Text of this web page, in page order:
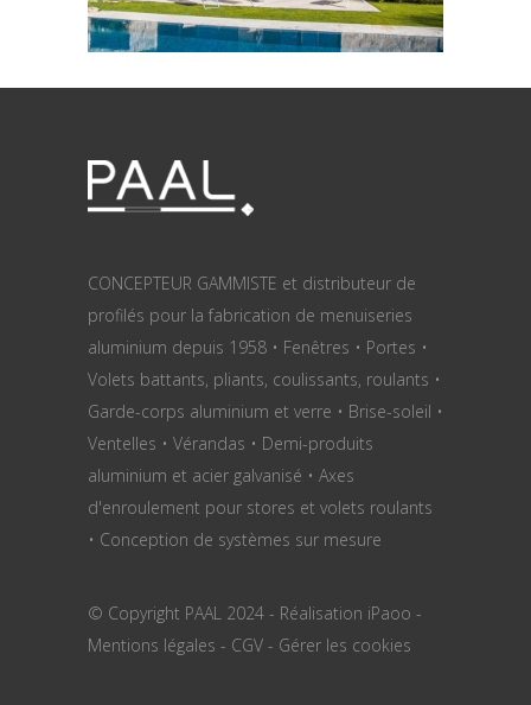
CONCEPTEUR GAMMISTE et distributeur de
profilés pour la fabrication de menuiseries
aluminium depuis 1958 • Fenêtres • Portes •
Volets battants, pliants, coulissants, roulants •
Garde-corps aluminium et verre • Brise-soleil •
Ventelles • Vérandas • Demi-produits
aluminium et acier galvanisé • Axes
d'enroulement pour stores et volets roulants
• Conception de systèmes sur mesure
© Copyright PAAL 2024 - Réalisation iPaoo -
Mentions légales - CGV - Gérer les cookies